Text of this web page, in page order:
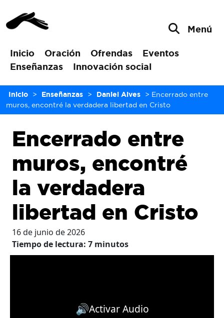
Inicio Oración Ofrendas
Eventos
Enseñanzas
Innovación social
Menú
Inicio > Enseñanzas > Daniel Alves > Encerrado entre
muros, encontré la verdadera libertad en Cristo
Encerrado entre
muros, encontré
la verdadera
libertad en Cristo
16 de junio de 2026
Tiempo de lectura: 7 minutos
🔊Activar Audio